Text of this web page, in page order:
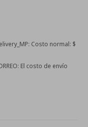
Costo normal: $
El costo de envío